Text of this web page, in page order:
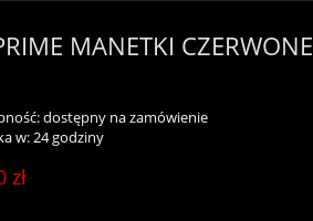
MANETKI CZERWONE
dostępny na zamówienie
w:24 godziny
zł